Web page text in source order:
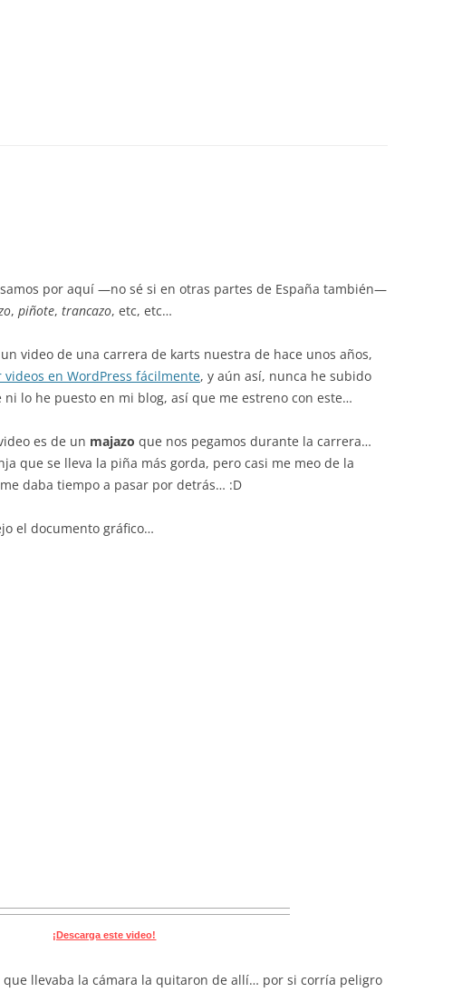
por aquí —no sé si en otras partes de España también—
, piñote, trancazo, etc, etc…
video de una carrera de karts nuestra de hace unos años,
en WordPress fácilmente, y aún así, nunca he subido
lo he puesto en mi blog, así que me estreno con este…
es de un majazo que nos pegamos durante la carrera…
que se lleva la piña más gorda, pero casi me meo de la
daba tiempo a pasar por detrás… :D
el documento gráfico…
¡Descarga este video!
que llevaba la cámara la quitaron de allí… por si corría peligro